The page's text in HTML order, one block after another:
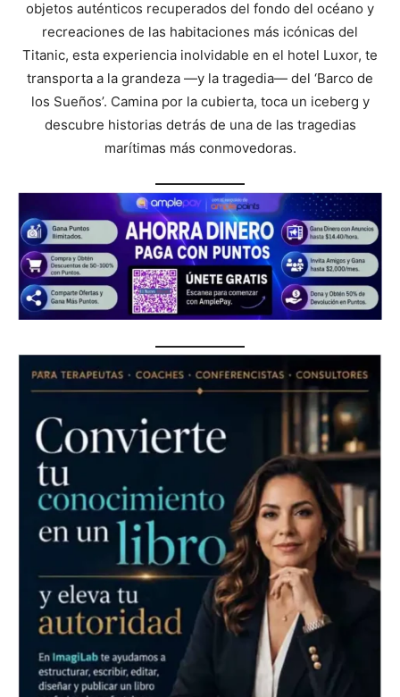
objetos auténticos recuperados del fondo del océano y
recreaciones de las habitaciones más icónicas del
Titanic, esta experiencia inolvidable en el hotel Luxor, te
transporta a la grandeza —y la tragedia— del ‘Barco de
los Sueños’. Camina por la cubierta, toca un iceberg y
descubre historias detrás de una de las tragedias
marítimas más conmovedoras.